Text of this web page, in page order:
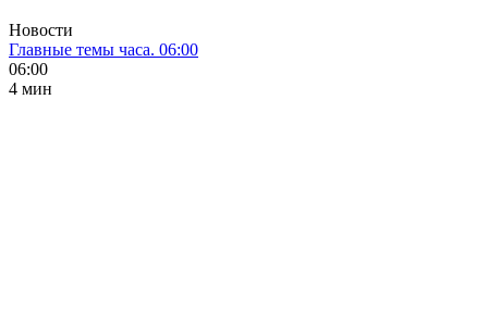
Новости
Главные темы часа. 06:00
06:00
4 мин